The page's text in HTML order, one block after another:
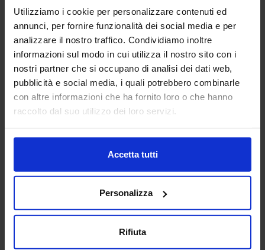
Utilizziamo i cookie per personalizzare contenuti ed
annunci, per fornire funzionalità dei social media e per
analizzare il nostro traffico. Condividiamo inoltre
informazioni sul modo in cui utilizza il nostro sito con i
nostri partner che si occupano di analisi dei dati web,
pubblicità e social media, i quali potrebbero combinarle
con altre informazioni che ha fornito loro o che hanno
raccolto dal suo utilizzo dei loro servizi.
Accetta tutti
Personalizza
Rifiuta
partner qualificato per realtà dei settori moda, design,
automotive, meccanica, medicale e beni di consumo.
Unendo tradizione...
Padiglione:Pad. 22Stand:C13
Aggiungi ai preferiti
Vai alla scheda